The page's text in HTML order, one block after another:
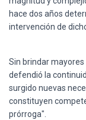
hace dos años
intervención de
Sin brindar
defendió la
surgido nuevas
constituyen
prórroga".